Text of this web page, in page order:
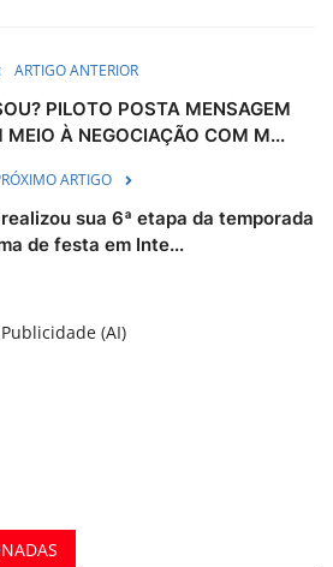
ARTIGO ANTERIOR
PILOTO POSTA MENSAGEM
MEIO À NEGOCIAÇÃO COM M...
ARTIGO
sua 6ª etapa da temporada
de festa em Inte...
Publicidade (AI)